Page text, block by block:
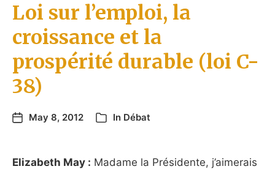
Loi sur l’emploi, la
croissance et la
prospérité durable (loi C-
38)
May 8, 2012 In Débat
Elizabeth May : Madame la Présidente, j’aimerais